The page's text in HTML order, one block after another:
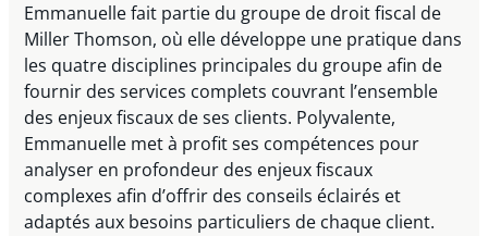
Emmanuelle fait partie du groupe de droit fiscal de
Miller Thomson, où elle développe une pratique dans
les quatre disciplines principales du groupe afin de
fournir des services complets couvrant l’ensemble
des enjeux fiscaux de ses clients. Polyvalente,
Emmanuelle met à profit ses compétences pour
analyser en profondeur des enjeux fiscaux
complexes afin d’offrir des conseils éclairés et
adaptés aux besoins particuliers de chaque client.